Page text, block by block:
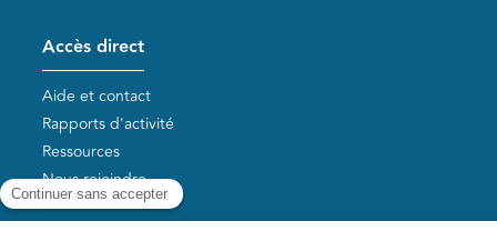
Accès direct
Aide et contact
Rapports d'activité
Ressources
Nous rejoindre